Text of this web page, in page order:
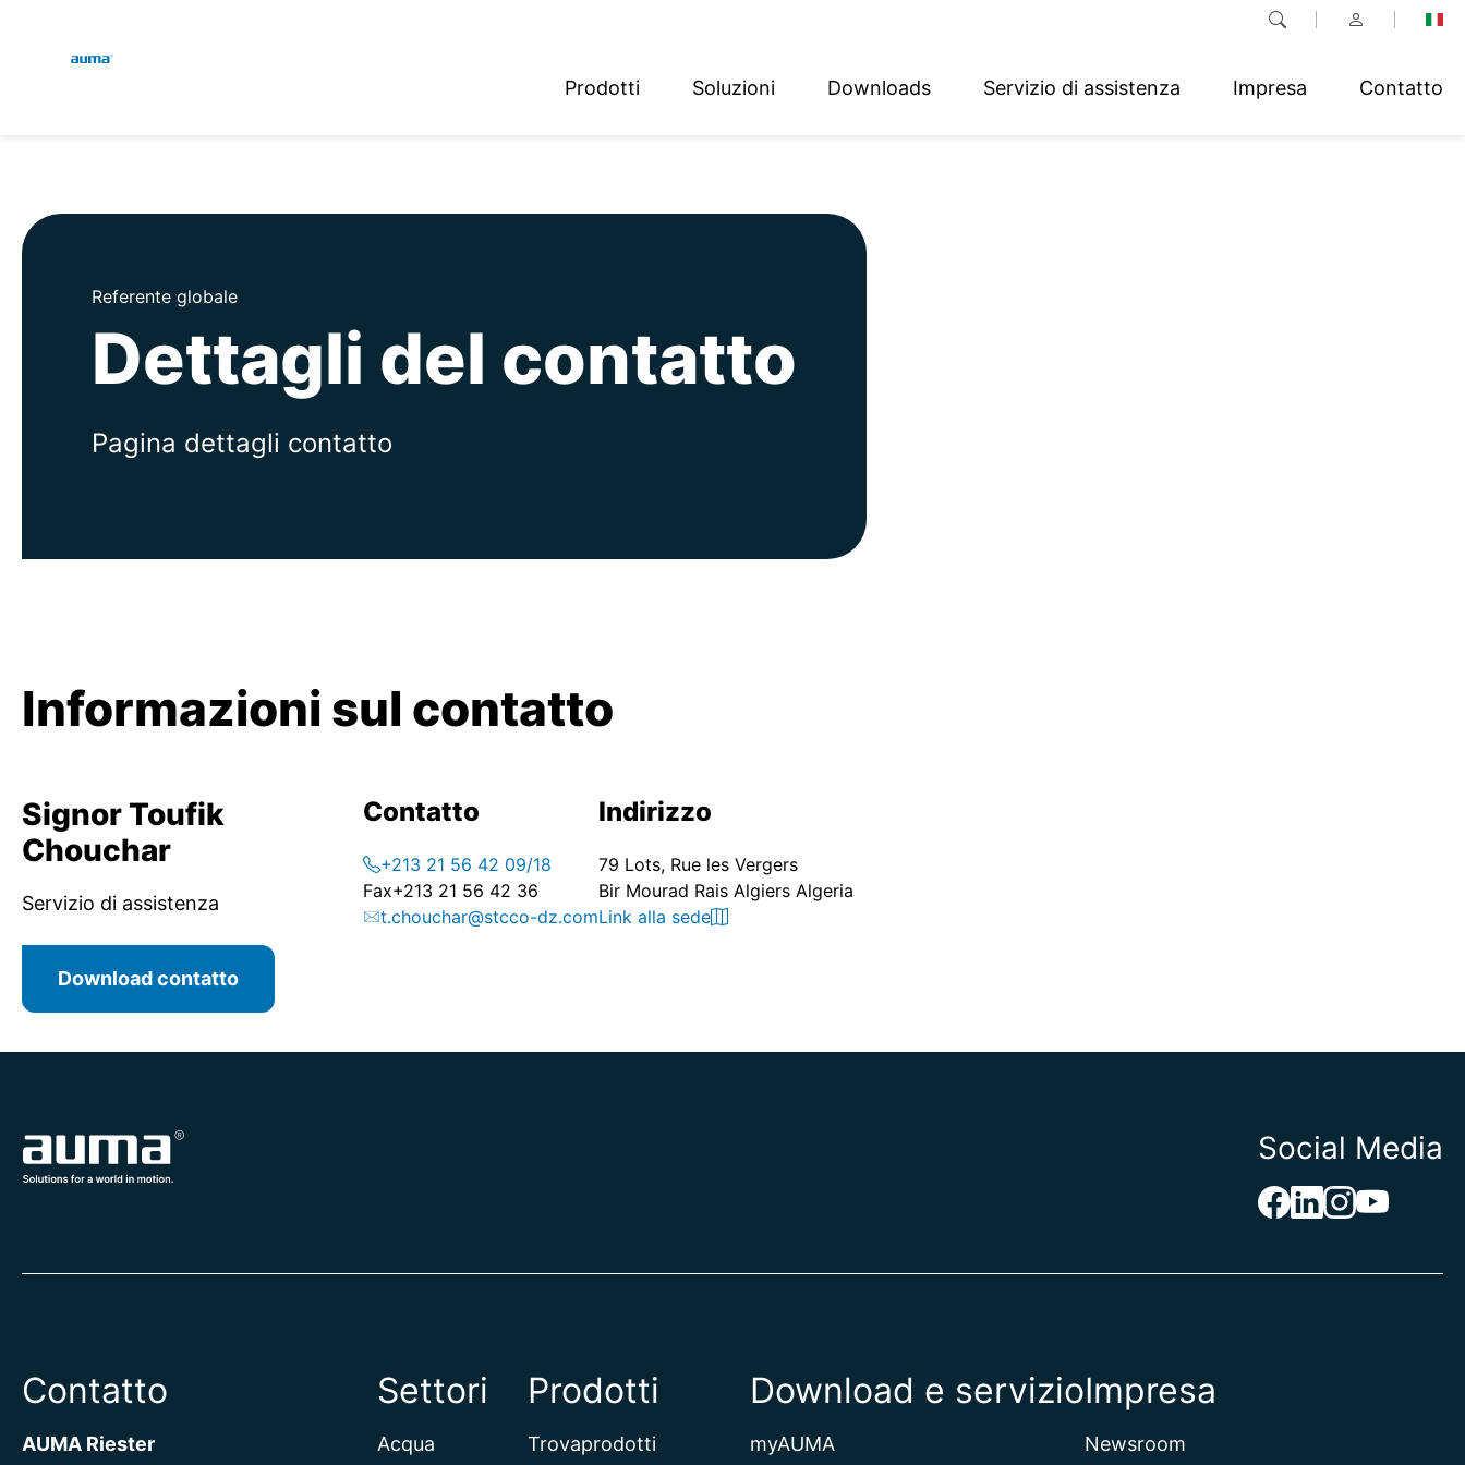
Prodotti Soluzioni Downloads Servizio di assistenza Impresa Contatto
Europa
Asia e Pacifico
Nord America
Referente globale
Dettagli del contatto
Pagina dettagli contatto
Informazioni sul contatto
Signor Toufik
Chouchar
Servizio di assistenza
Download contatto
Contatto
+213 21 56 42 09/18
Fax+213 21 56 42 36
t.chouchar@stcco-dz.com
Indirizzo
79 Lots, Rue les Vergers
Bir Mourad Rais Algiers Algeria
Link alla sede
Social Media
Contatto
AUMA Riester
Settori
Acqua
Prodotti
Trovaprodotti
Download e servizio
myAUMA
Impresa
Newsroom